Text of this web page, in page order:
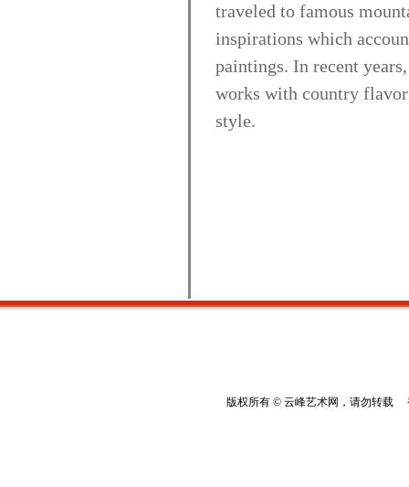
traveled to famous
inspirations which
paintings. In recent
works with country
style.
版权所有 © 云峰艺术网，请勿转载